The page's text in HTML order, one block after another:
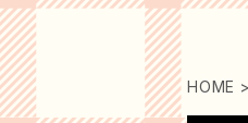
HOME